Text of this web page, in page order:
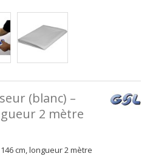
(blanc) –
2 mètre
cm, longueur 2 mètre